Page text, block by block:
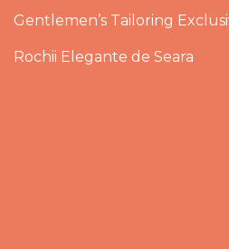
Gentlemen’s Tailoring
Rochii Elegante de Seara